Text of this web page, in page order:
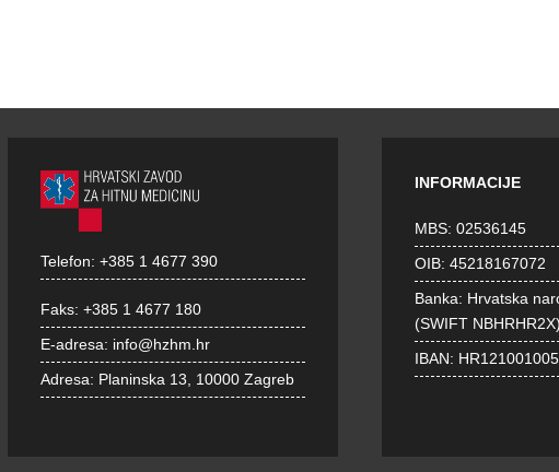
Telefon: +385 1 4677 390
Faks: +385 1 4677 180
E-adresa: info@hzhm.hr
Adresa: Planinska 13, 10000 Zagreb
INFORMACIJE
MBS: 02536145
OIB: 45218167072
Banka: Hrvatska
(SWIFT NBHRHR2X)
IBAN: